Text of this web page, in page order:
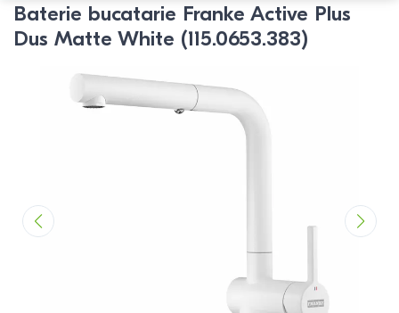
Baterie bucatarie Franke Active Plus
Dus Matte White (115.0653.383)